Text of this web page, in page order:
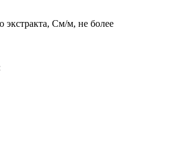
экстракта, См/м, не более